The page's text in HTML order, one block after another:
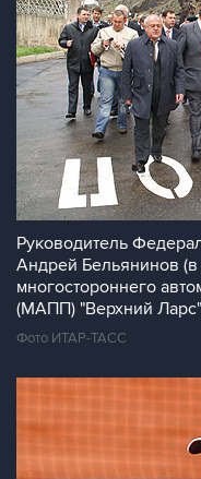
Руководитель
Андрей Бельянинов (в
многостороннего
(МАПП) "Верхний
Фото ИТАР-ТАСС